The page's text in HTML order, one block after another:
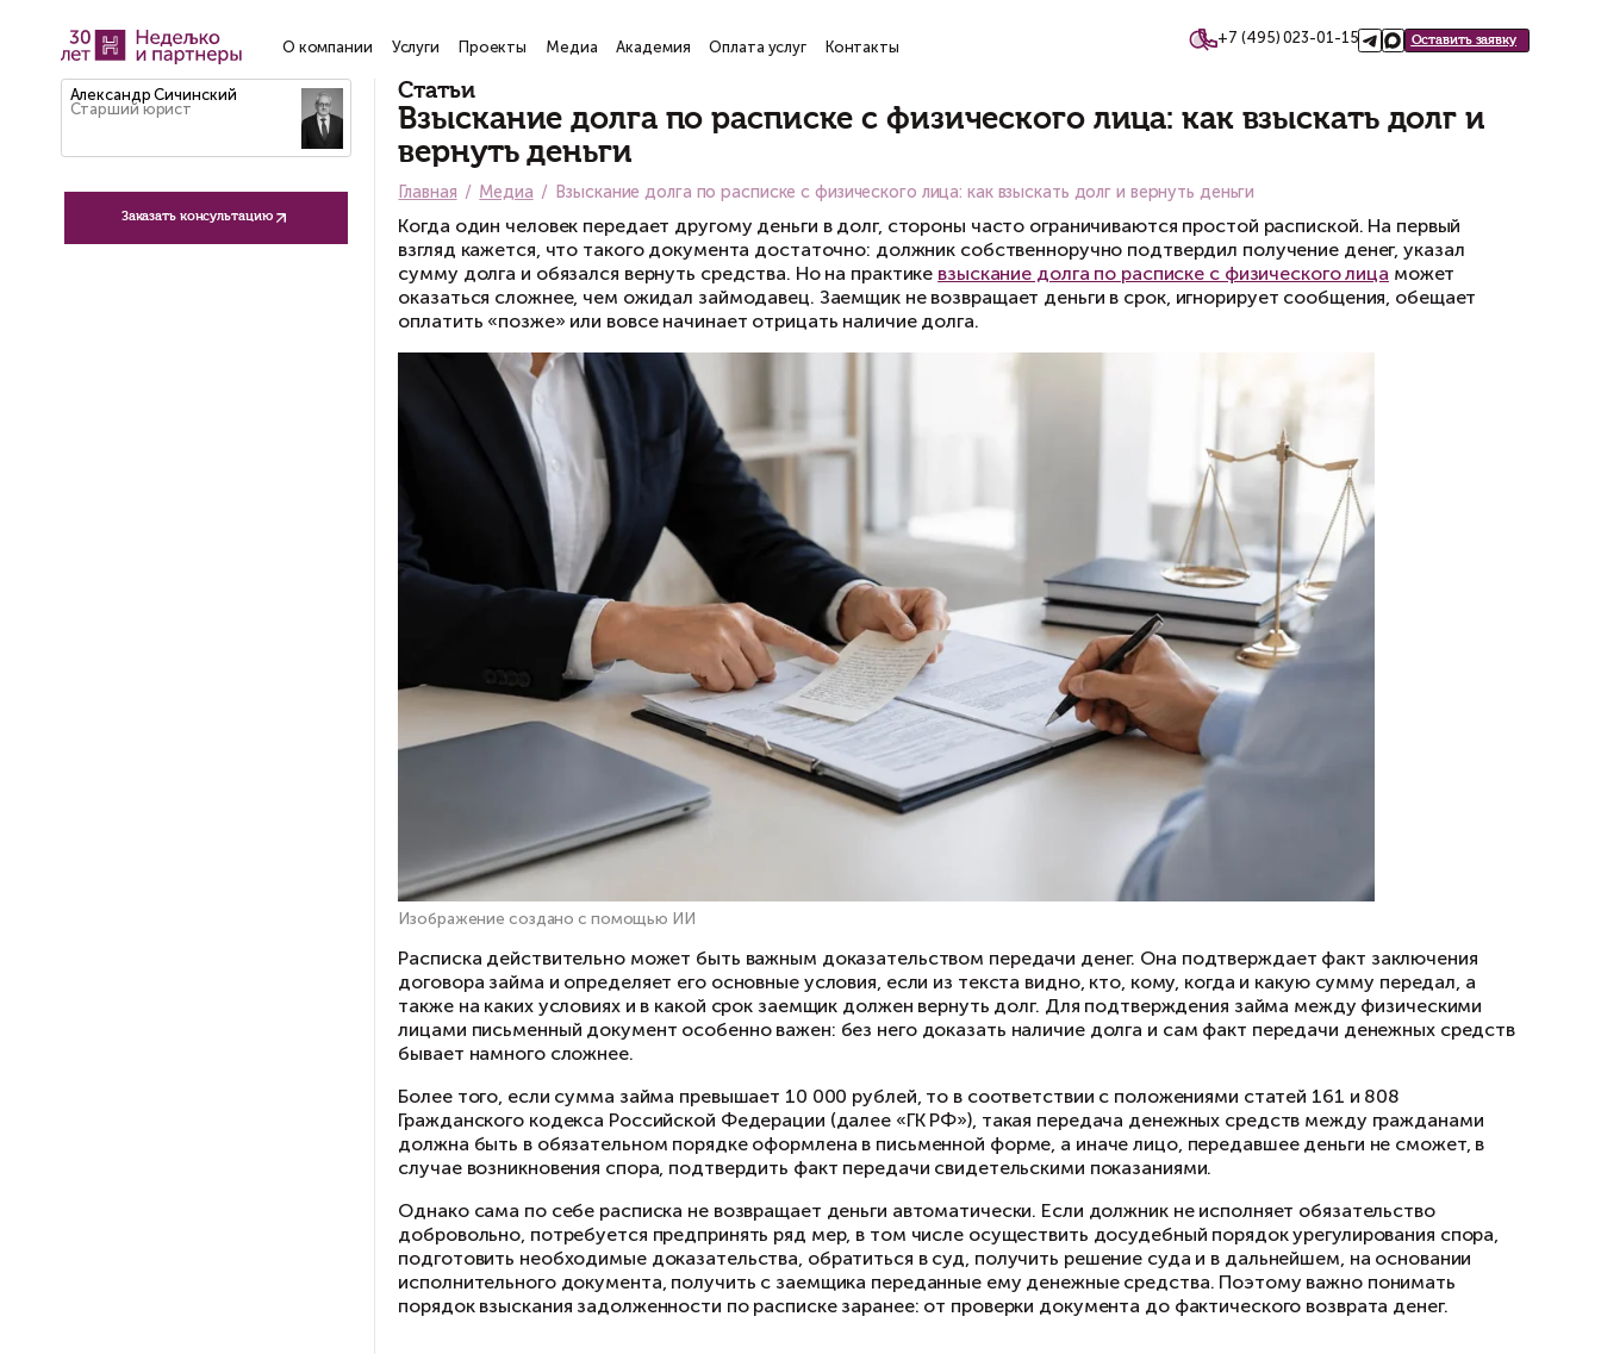
О компании Услуги Проекты Медиа Академия Оплата услуг +7
Александр Сичинский
Статьи
Взыскание долга по расписке с физического лица: как
вернуть деньги
Главная Медиа Взыскание долга по расписке с физического лица: как взыскать долг и вернуть деньги
Когда один человек передает другому деньги в долг, стороны часто ограничиваются простой
взгляд кажется, что такого документа достаточно: должник собственноручно подтвердил
оказаться сложнее, чем ожидал займодавец. Заемщик не возвращает деньги в срок,
оплатить «позже» или вовсе начинает отрицать наличие долга.
Изображение создано с помощью ИИ
Расписка действительно может быть важным доказательством передачи денег. Она
договора займа и определяет его основные условия, если из текста видно, кто, кому, когда и
также на каких условиях и в какой срок заемщик должен вернуть долг. Для подтверждения
лицами письменный документ особенно важен: без него доказать наличие долга и сам факт
бывает намного сложнее.